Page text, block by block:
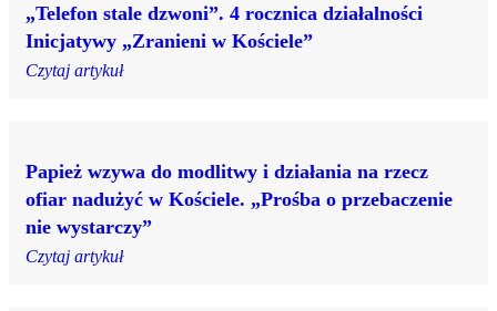
„Telefon stale dzwoni”. 4 rocznica działalności
Inicjatywy „Zranieni w Kościele”
Czytaj artykuł
Papież wzywa do modlitwy i działania na rzecz
ofiar nadużyć w Kościele. „Prośba o przebaczenie
nie wystarczy”
Czytaj artykuł